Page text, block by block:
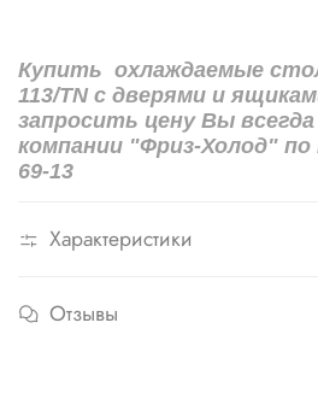
Купить охлаждаемые
113/TN с дверями и
запросить цену Вы
компании "Фриз-Холод" по
69-13
Характеристики
Отзывы